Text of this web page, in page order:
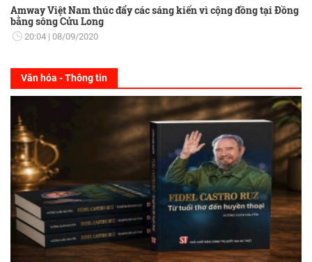
Amway Việt Nam thúc đẩy các sáng kiến vì cộng đồng tại Đồng
bằng sông Cửu Long
20:04 08/09/2020
Văn hóa - Thông tin